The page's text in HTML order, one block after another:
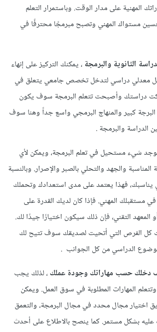
المهنية على مدار الوقت. وباستمرار التعلم
مستواك المهني وتصبح مبرمجًا محترفًا في
الثانوية والبرمجة، يمكنك التركيز على إنهاء
معدلي دراسي لتدخل تخصص جامعي يتعلق في
دراستك وأصبحت تتعلم البرمجة سوف يكون
البرجة كبير والمنهاج البرمجي واسع جداً وهنا سوف
الدراسة والبرمجة .
شيء مستحيل في تعلم البرمجة، ويمكن لأي
والجهد والتحلي بالصبر والإصرار. وبالنسبة
يناسبك، فهذا يعتمد على مدى استعدادك وتحملك
مستقبلك المهني. فإذا كان لديك القدرة على
المعهد التقني، فإن ذلك سيكون اختيارًا جيدًا لك.
كل الفرص التي أتحيت لصديقك سوف تتيح لك
الدراسي من كل الجوانب .
دخلك حسب مهاراتك وجودة عملك، لذلك يجب
المهارات المطلوبة في سوق العمل. ويمكن
اختيار مجال محدد في مجال البرمجة، والتعمق
بشكل مستمر. كما ينصح بالاطلاع على أحدث